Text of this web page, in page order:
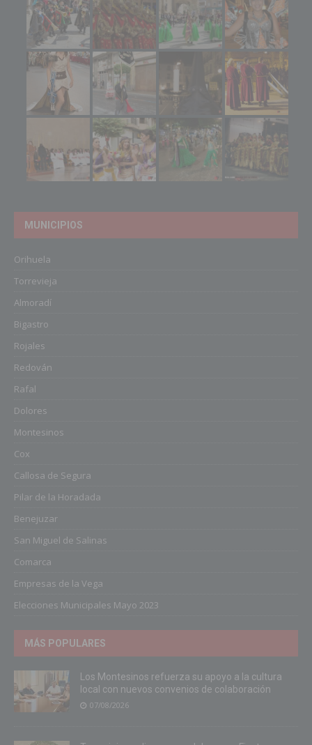
MUNICIPIOS
Orihuela
Torrevieja
Almoradí
Bigastro
Rojales
Redován
Rafal
Dolores
Montesinos
Cox
Callosa de Segura
Pilar de la Horadada
Benejuzar
San Miguel de Salinas
Comarca
Empresas de la Vega
Elecciones Municipales Mayo 2023
MÁS POPULARES
Los Montesinos refuerza su apoyo a la cultura
local con nuevos convenios de colaboración
07/08/2026